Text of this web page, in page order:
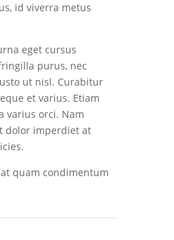
id viverra metus
eget cursus
purus, nec
ut nisl. Curabitur
et varius. Etiam
varius orci. Nam
dolor imperdiet at
quam condimentum